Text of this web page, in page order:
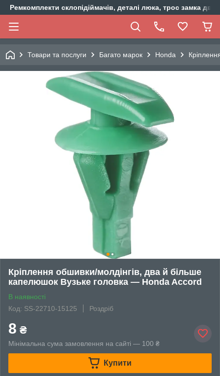
Ремкомплекти склопідіймачів, деталі люка, трос замка
Товари та послуги Багато марок Honda
Кріплення обшивки/молдінгів, два й більше
капелюшок Вузьке головка — Honda Accord
В наявності
Код: SS-22710-15125
Роздріб
8 ₴
Мінімальна сума замовлення на сайті — 100 ₴
Купити